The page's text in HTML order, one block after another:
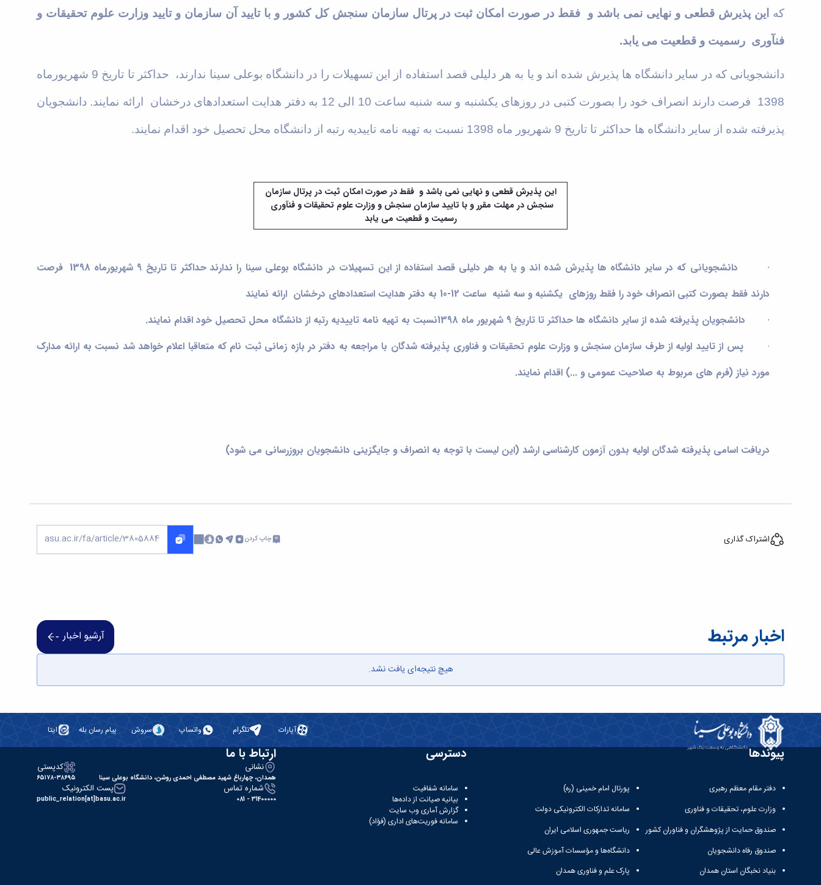
که این پذیرش قطعی و نهایی نمی باشد و فقط در صورت امکان ثبت در پرتال سازمان سنجش کل کشور و با تایید آن سازمان و تایید وزارت علوم تحقیقات و
فنآوری رسمیت و قطعیت می یابد.
دانشجویانی که در سایر دانشگاه ها پذیرش شده اند و یا به هر دلیلی قصد استفاده از این تسهیلات را در دانشگاه بوعلی سینا ندارند، حداکثر تا تاریخ 9 شهریورماه
1398 فرصت دارند انصراف خود را بصورت کتبی در روزهای یکشنبه و سه شنبه ساعت 10 الی 12 به دفتر هدایت استعدادهای درخشان ارائه نمایند. دانشجویان
پذیرفته شده از سایر دانشگاه ها حداکثر تا تاریخ 9 شهریور ماه 1398 نسبت به تهیه نامه تاییدیه رتبه از دانشگاه محل تحصیل خود اقدام نمایند.
این پذیرش قطعی و نهایی نمی باشدو فقط در صورت امکان ثبت در پرتال سازمان
سنجش در مهلت مقرر و با تایید سازمان سنجش و وزارت علوم تحقیقات و فنآوری
رسمیت و قطعیت می یابد
· دانشجویانی که در سایر دانشگاه ها پذیرش شده اند و یا به هر دلیلی قصد استفاده از این تسهیلات در دانشگاه بوعلی سینا را ندارند حداکثر تا تاریخ 9 شهریورماه 1398
فرصت
دارند فقط بصورت کتبی انصراف خود را فقط روزهای یکشنبه و سه شنبه ساعت 12-10 به دفتر هدایت استعدادهای درخشان ارائه نمایند
·
دانشجویان پذیرفته شده از سایر دانشگاه ها حداکثر تا تاریخ 9 شهریور ماه 1398 نسبت به تهیه نامه تاییدیه رتبه از دانشگاه محل تحصیل خود اقدام نمایند.
·
پس از تایید اولیه از طرف سازمان سنجش و وزارت علوم تحقیقات و فناوری پذیرفته شدگان با مراجعه به دفتر در بازه زمانی ثبت نام که متعاقبا اعلام خواهد شد نسبت به ارائه مدارک
مورد نیاز (فرم های مربوط به صلاحیت عمومی و ...) اقدام نمایند.
دریافت اسامی پذیرفته شدگان اولیه بدون آزمون کارشناسی ارشد (این لیست با توجه به انصراف و جایگزینی دانشجویان بروزرسانی می شود)
اشتراک گذاری چاپ کردن
اخبار مرتبط آرشیو اخبار
هیچ نتیجه‌ای یافت نشد.
آپارات تلگرام واتساپ سروش پیام رسان بله ایتا
پیوندها
دفتر مقام معظم رهبری
وزارت علوم، تحقیقات و فناوری
صندوق حمایت از پژوهشگران و فناوران کشور
صندوق رفاه دانشجویان
بنیاد نخبگان استان همدان
پورتال امام خمینی (ره)
سامانه تدارکات الکترونیکی دولت
ریاست جمهوری اسلامی ایران
دانشگاه‌ها و مؤسسات آموزش عالی
پارک علم و فناوری همدان
دسترسی
سامانه شفافیت
بیانیه صیانت از داده‌ها
گزارش آماری وب‌ سایت
سامانه فوریت‌های اداری (فؤاد)
ارتباط با ما
نشانی
همدان، چهارباغ شهید مصطفی احمدی روشن، دانشگاه بوعلی سینا
کدپستی
۶۵۱۷۸-۳۸۶۹۵
شماره تماس
31400000 - 081
پست الکترونیک
public_relation[at]basu.ac.ir